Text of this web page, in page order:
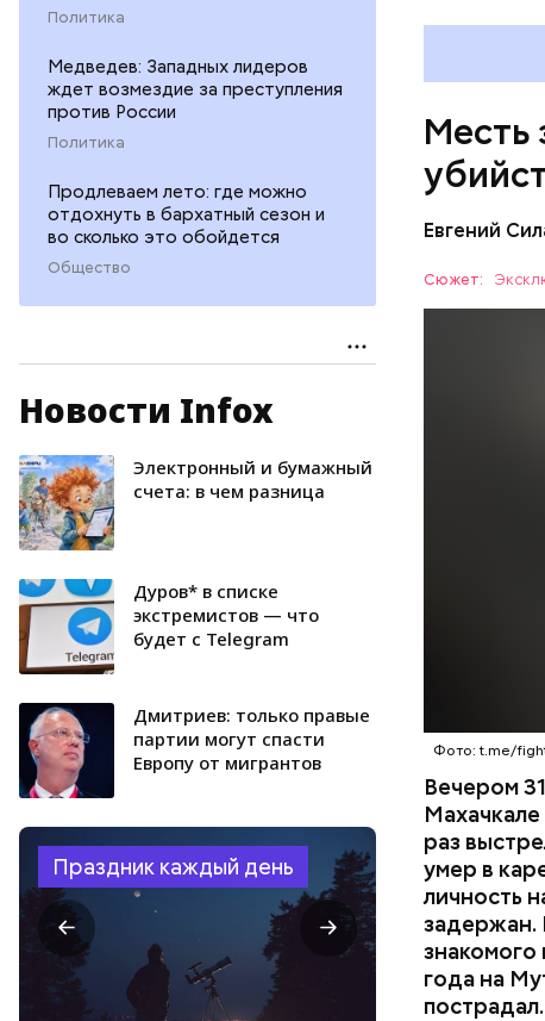
Политика
Медведев: Западных лидеров
ждет возмездие за преступления
против России
Политика
Продлеваем лето: где можно
отдохнуть в бархатный сезон и
во сколько это обойдется
Общество
Новости Infox
Электронный и бумажный
счета: в чем разница
Дуров* в списке
экстремистов — что
будет с Telegram
Дмитриев: только правые
партии могут спасти
Европу от мигрантов
Праздник каждый день
Месть
Евгений
Сюжет:
Фото: t.me/
Вечером
раз
умер в
личность
задержан.
года на
Вечером
жилого
менее
скорую